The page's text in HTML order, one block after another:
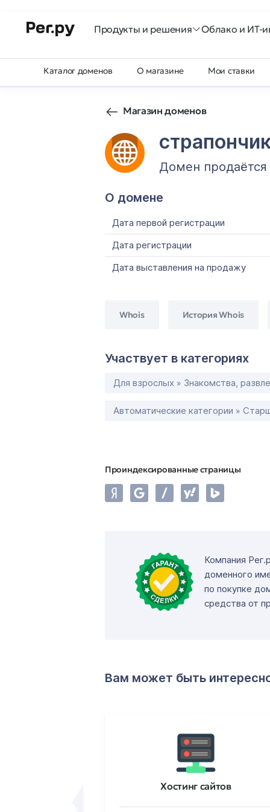
Продукты и решения Облако и ИТ-
Каталог доменов О магазине Мои ставки
Магазин доменов
Домен продаётся
О домене
Дата первой регистрации
Дата регистрации
Дата выставления на продажу
Whois История Whois
Участвует в категориях
Для взрослых » Знакомства,
Автоматические категории »
Проиндексированные страницы
Компания
доменного
по покупке
средства от
Вам может быть
Хостинг сайтов